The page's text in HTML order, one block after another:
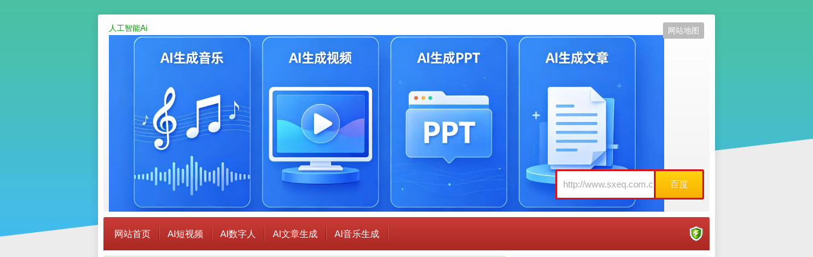
人工智能Ai
百度
网站地图
网站首页 AI短视频 AI数字人 AI文章生成 AI音乐生成